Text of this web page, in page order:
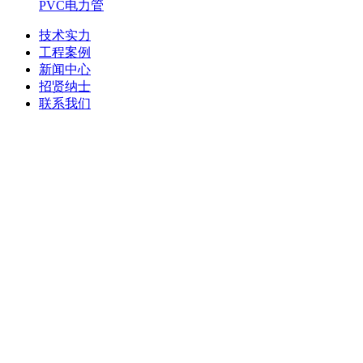
PVC电力管
技术实力
工程案例
新闻中心
招贤纳士
联系我们